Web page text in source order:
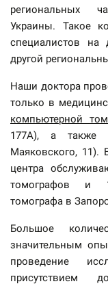
региональных
Украины. Такое
специалистов
другой
Наши доктора
только в
компьютерной
177А), а
Маяковского, 11).
центра
томографов и
томографа в
Большое
значительным
проведение
присутствием